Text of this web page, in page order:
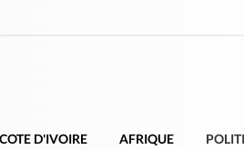
COTE D'IVOIRE AFRIQUE